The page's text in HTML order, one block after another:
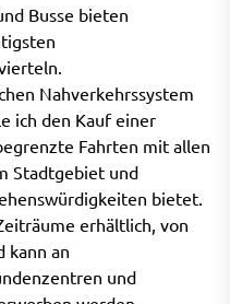
Busse bieten
Nahverkehrssystem
ich den Kauf einer
Fahrten mit allen
Stadtgebiet und
bietet.
erhältlich, von
kann an
und